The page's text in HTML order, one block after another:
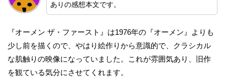
ありの感想本文です。
『オーメン ザ・ファースト』は1976年の『オーメン』よりも
少し前を描くので、やはり絵作りから意識的で、クラシカル
な肌触りの映像になっていました。これが雰囲気あり、旧作
を観ている気分にさせてくれます。